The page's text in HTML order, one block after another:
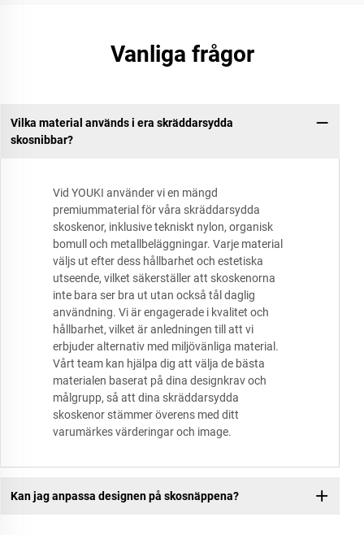
Vanliga frågor
Vilka material används i era skräddarsydda
skosnibbar?
Vid YOUKI använder vi en mängd
premiummaterial för våra skräddarsydda
skoskenor, inklusive tekniskt nylon, organisk
bomull och metallbeläggningar. Varje material
väljs ut efter dess hållbarhet och estetiska
utseende, vilket säkerställer att skoskenorna
inte bara ser bra ut utan också tål daglig
användning. Vi är engagerade i kvalitet och
hållbarhet, vilket är anledningen till att vi
erbjuder alternativ med miljövänliga material.
Vårt team kan hjälpa dig att välja de bästa
materialen baserat på dina designkrav och
målgrupp, så att dina skräddarsydda
skoskenor stämmer överens med ditt
varumärkes värderingar och image.
Kan jag anpassa designen på skosnäppena?